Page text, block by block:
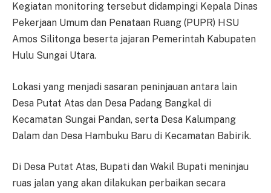
Kegiatan monitoring tersebut didampingi Kepala Dinas
Pekerjaan Umum dan Penataan Ruang (PUPR) HSU
Amos Silitonga beserta jajaran Pemerintah Kabupaten
Hulu Sungai Utara.
Lokasi yang menjadi sasaran peninjauan antara lain
Desa Putat Atas dan Desa Padang Bangkal di
Kecamatan Sungai Pandan, serta Desa Kalumpang
Dalam dan Desa Hambuku Baru di Kecamatan Babirik.
Di Desa Putat Atas, Bupati dan Wakil Bupati meninjau
ruas jalan yang akan dilakukan perbaikan secara